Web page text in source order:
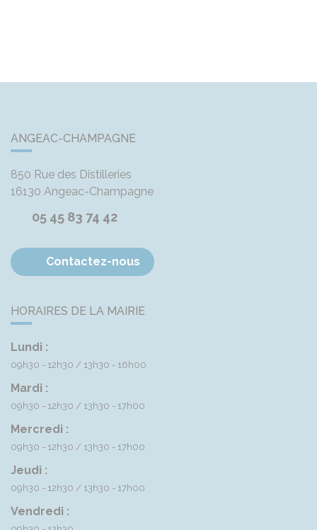
ANGEAC-CHAMPAGNE
850 Rue des Distilleries
16130 Angeac-Champagne
05 45 83 74 42
Contactez-nous
HORAIRES DE LA MAIRIE
Lundi :
09h30 - 12h30 13h30 - 16h00
Mardi :
09h30 - 12h30 13h30 - 17h00
Mercredi :
09h30 - 12h30 13h30 - 17h00
Jeudi :
09h30 - 12h30 13h30 - 17h00
Vendredi :